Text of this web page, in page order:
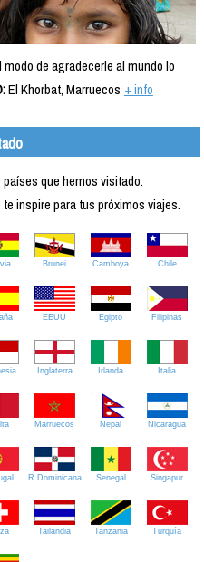
de agradecerle al mundo lo
El Khorbat, Marruecos + info
que hemos visitado.
inspire para tus próximos viajes.
Brunei Camboya Chile
EEUU Egipto Filipinas
Inglaterra Irlanda Italia
Marruecos Nepal Nicaragua
R.Dominicana Senegal Singapur
Tailandia Tanzania Turquía